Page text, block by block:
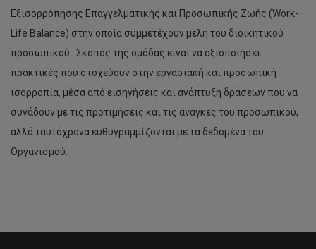
Εξισορρόπησης Επαγγελματικής και Προσωπικής Ζωής (Work-
Life Balance) στην οποία συμμετέχουν μέλη του διοικητικού
προσωπικού. Σκοπός της ομάδας είναι να αξιοποιήσει
πρακτικές που στοχεύουν στην εργασιακή και προσωπική
ισορροπία, μέσα από εισηγήσεις και ανάπτυξη δράσεων που να
συνάδουν με τις προτιμήσεις και τις ανάγκες του προσωπικού,
αλλά ταυτόχρονα ευθυγραμμίζονται με τα δεδομένα του
Οργανισμού.